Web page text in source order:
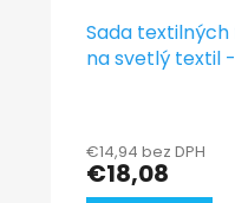
Sada
na svetlý textil -
€14,94 bez DPH
€18,08